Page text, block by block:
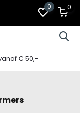
0 0
vanaf € 50,-